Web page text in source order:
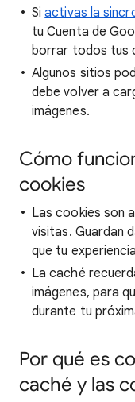
Siactivas la
tu Cuenta de
borrar todos tus
Algunos sitios
debe volver a
imágenes.
Cómo
cookies
Las cookies son
visitas. Guardan
que tu
La caché
imágenes, para
durante tu
Por qué es
caché y las